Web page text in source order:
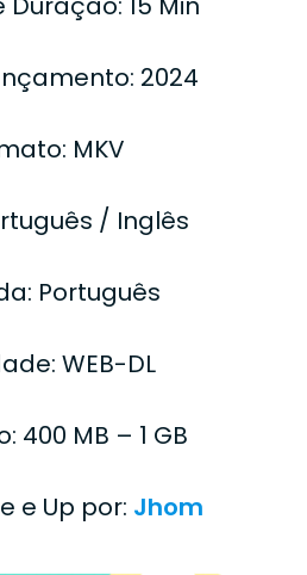
2024
MKV
/ Inglês
Português
WEB-DL
400 MB – 1 GB
e Up por: Jhom